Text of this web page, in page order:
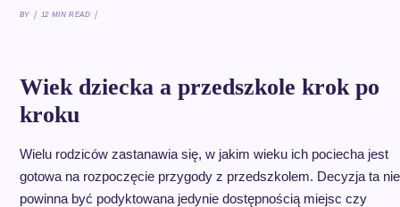
BY 12 MIN READ
Wiek dziecka a przedszkole krok po
kroku
Wielu rodziców zastanawia się, w jakim wieku ich pociecha jest
gotowa na rozpoczęcie przygody z przedszkolem. Decyzja ta nie
powinna być podyktowana jedynie dostępnością miejsc czy